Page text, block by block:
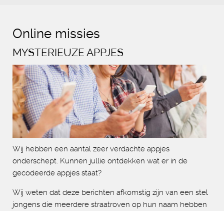
Online missies
MYSTERIEUZE APPJES
Wij hebben een aantal zeer verdachte appjes
onderschept. Kunnen jullie ontdekken wat er in de
gecodeerde appjes staat?
Wij weten dat deze berichten afkomstig zijn van een stel
jongens die meerdere straatroven op hun naam hebben